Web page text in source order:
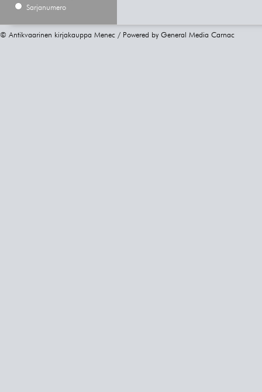
Sarjanumero
© Antikvaarinen kirjakauppa Menec / Powered by General Media Carnac